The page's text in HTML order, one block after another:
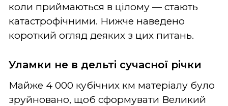
коли приймаються в цілому — стають
катастрофічними. Нижче наведено
короткий огляд деяких з цих питань.
Уламки не в дельті сучасної річки
Майже 4 000 кубічних км матеріалу було
зруйновано, щоб сформувати Великий